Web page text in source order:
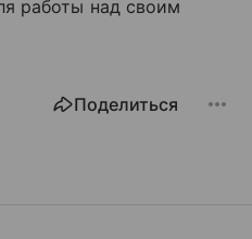
работы над своим
Поделиться